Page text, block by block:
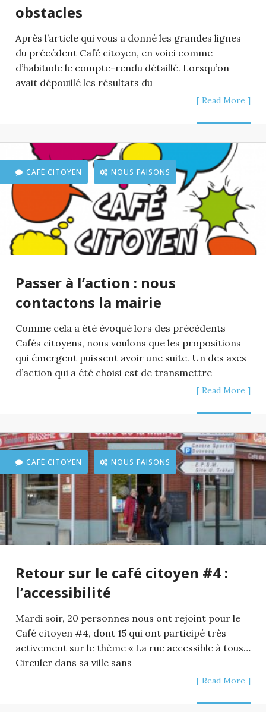
obstacles
Après l’article qui vous a donné les grandes lignes
du précédent Café citoyen, en voici comme
d’habitude le compte-rendu détaillé. Lorsqu’on
avait dépouillé les résultats du
[ Read More ]
CAFÉ CITOYEN NOUS FAISONS
Passer à l’action : nous
contactons la mairie
Comme cela a été évoqué lors des précédents
Cafés citoyens, nous voulons que les propositions
qui émergent puissent avoir une suite. Un des axes
d’action qui a été choisi est de transmettre
[ Read More ]
CAFÉ CITOYEN NOUS FAISONS
Retour sur le café citoyen #4 :
l’accessibilité
Mardi soir, 20 personnes nous ont rejoint pour le
Café citoyen #4, dont 15 qui ont participé très
activement sur le thème « La rue accessible à tous…
Circuler dans sa ville sans
[ Read More ]